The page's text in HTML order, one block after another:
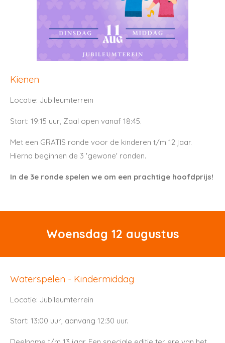
Kienen
Locatie: Jubileumterrein
Start: 19:15 uur, Zaal open vanaf 18:45.
Met een GRATIS ronde voor de kinderen t/m 12 jaar.
Hierna beginnen de 3 'gewone' ronden.
In de 3e ronde spelen we om een prachtige hoofdprijs!
Woensdag 12 augustus
Waterspelen - Kindermiddag
Locatie: Jubileumterrein
Start: 13:00 uur, aanvang 12:30 uur.